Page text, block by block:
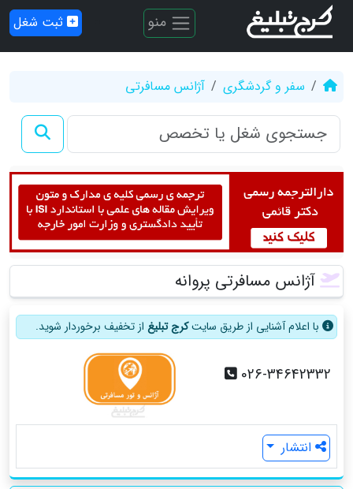
منو ثبت شغل
سفر و گردشگری آژانس مسافرتی
آژانس مسافرتی پروانه
با اعلام آشنایی از طریق سایتکرج تبلیغ از تخفیف برخوردار شوید.
026-34642332
انتشار